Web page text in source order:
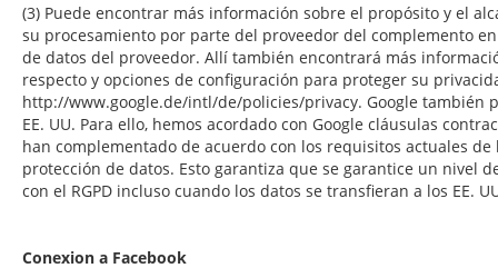
(3) Puede encontrar más información sobre el propósito y el
su procesamiento por parte del proveedor del complemento
de datos del proveedor. Allí también encontrará más
respecto y opciones de configuración para proteger su
http://www.google.de/intl/de/policies/privacy. Google también
EE. UU. Para ello, hemos acordado con Google cláusulas
han complementado de acuerdo con los requisitos actuales
protección de datos. Esto garantiza que se garantice un nivel
con el RGPD incluso cuando los datos se transfieran a los EE.
Conexion a Facebook